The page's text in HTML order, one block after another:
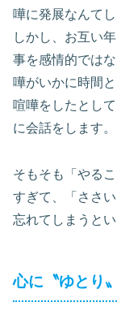
嘩に発展なんてし
しかし、お互い
事を感情的では
嘩がいかに時間
喧嘩をしたとし
に会話をします。
そもそも「やる
すぎて、「ささ
忘れてしまうと
心に〝ゆとり